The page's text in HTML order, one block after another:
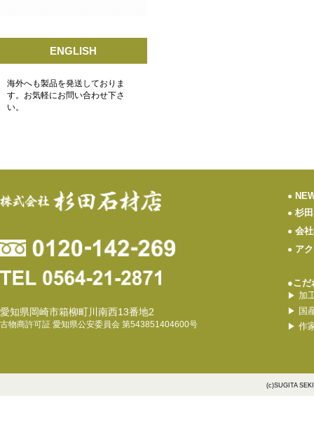
ENGLISH
海外へも製品を発送しておりま
す。お気軽にお問い合わせ下さ
い。
愛知県岡崎市箱柳町川南西13番地2
古物商許可証 愛知県公安委員会 第543851404600号
●
● 杉
● 会
● ア
●こだ
▶ 加
▶ 国
▶ 作
(c)SUGITA